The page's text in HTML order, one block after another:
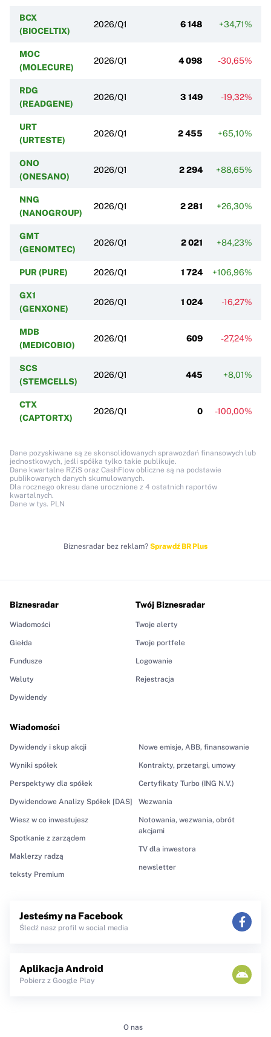
BCX
(BIOCELTIX)
2026/Q1 6 148 +34,71%
MOC
(MOLECURE)
2026/Q1 4 098 -30,65%
RDG
(READGENE)
2026/Q1 3 149 -19,32%
URT
(URTESTE)
2026/Q1 2 455 +65,10%
ONO
(ONESANO)
2026/Q1 2 294 +88,65%
NNG
(NANOGROUP)
2026/Q1 2 281 +26,30%
GMT
(GENOMTEC)
2026/Q1 2 021 +84,23%
PUR (PURE) 2026/Q1 1 724 +106,96%
GX1
(GENXONE)
2026/Q1 1 024 -16,27%
MDB
(MEDICOBIO)
2026/Q1 609 -27,24%
SCS
(STEMCELLS)
2026/Q1 445 +8,01%
CTX
(CAPTORTX)
2026/Q1 0 -100,00%
Dane pozyskiwane są ze skonsolidowanych sprawozdań finansowych lub
jednostkowych, jeśli spółka tylko takie publikuje.
Dane kwartalne RZiS oraz CashFlow obliczne są na podstawie
publikowanych danych skumulowanych.
Dla rocznego okresu dane urocznione z 4 ostatnich raportów
kwartalnych.
Dane w tys. PLN
Biznesradar bez reklam? Sprawdź BR Plus
Biznesradar
Wiadomości
Giełda
Fundusze
Waluty
Dywidendy
Wiadomości
Dywidendy i skup akcji
Wyniki spółek
Perspektywy dla spółek
Dywidendowe Analizy Spółek [DAS]
Wiesz w co inwestujesz
Spotkanie z zarządem
Maklerzy radzą
teksty Premium
Nowe emisje, ABB, finansowanie
Kontrakty, przetargi, umowy
Certyfikaty Turbo (ING N.V.)
Wezwania
Notowania, wezwania, obrót
akcjami
TV dla inwestora
newsletter
Twój Biznesradar
Twoje alerty
Twoje portfele
Logowanie
Rejestracja
Jesteśmy na Facebook
Śledź nasz profil w social media
Aplikacja Android
Pobierz z Google Play
O nas